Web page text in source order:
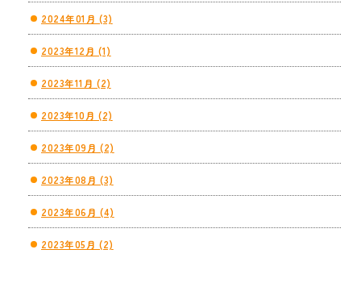
2024年01月 (3)
2023年12月 (1)
2023年11月 (2)
2023年10月 (2)
2023年09月 (2)
2023年08月 (3)
2023年06月 (4)
2023年05月 (2)